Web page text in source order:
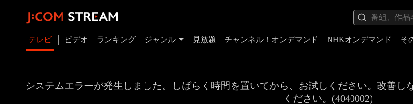
テレビ ビデオ ランキング ジャンル 見放題 チャンネル！オンデマンド NHKオンデマンド そ
システムエラーが発生しました。しばらく時間を置いてから、お試しください。改善
ください。(4040002)